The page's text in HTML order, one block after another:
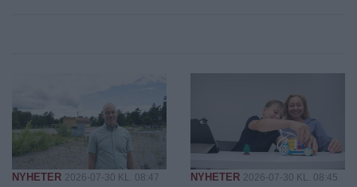
NYHETER 2026-07-30 KL. 08:47 NYHETER 2026-07-30 KL. 08:45